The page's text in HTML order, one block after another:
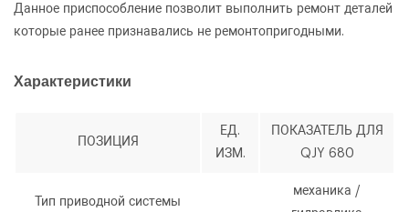
Данное приспособление позволит выполнить ремонт деталей
которые ранее признавались не ремонтопригодными.
Характеристики
ПОЗИЦИЯ
ЕД.
ИЗМ.
ПОКАЗАТЕЛЬ ДЛЯ
QJY 680
Тип приводной системы
механика /
ОФОРМИТЬ ЗАКАЗ
Стенд SJMC для рихтовки коленчатых валов